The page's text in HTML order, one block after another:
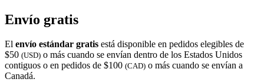
Envío gratis
El envío estándar gratis está disponible en pedidos elegibles de
$50 (USD) o más cuando se envían dentro de los Estados Unidos
contiguos o en pedidos de $100 (CAD) o más cuando se envían a
Canadá.